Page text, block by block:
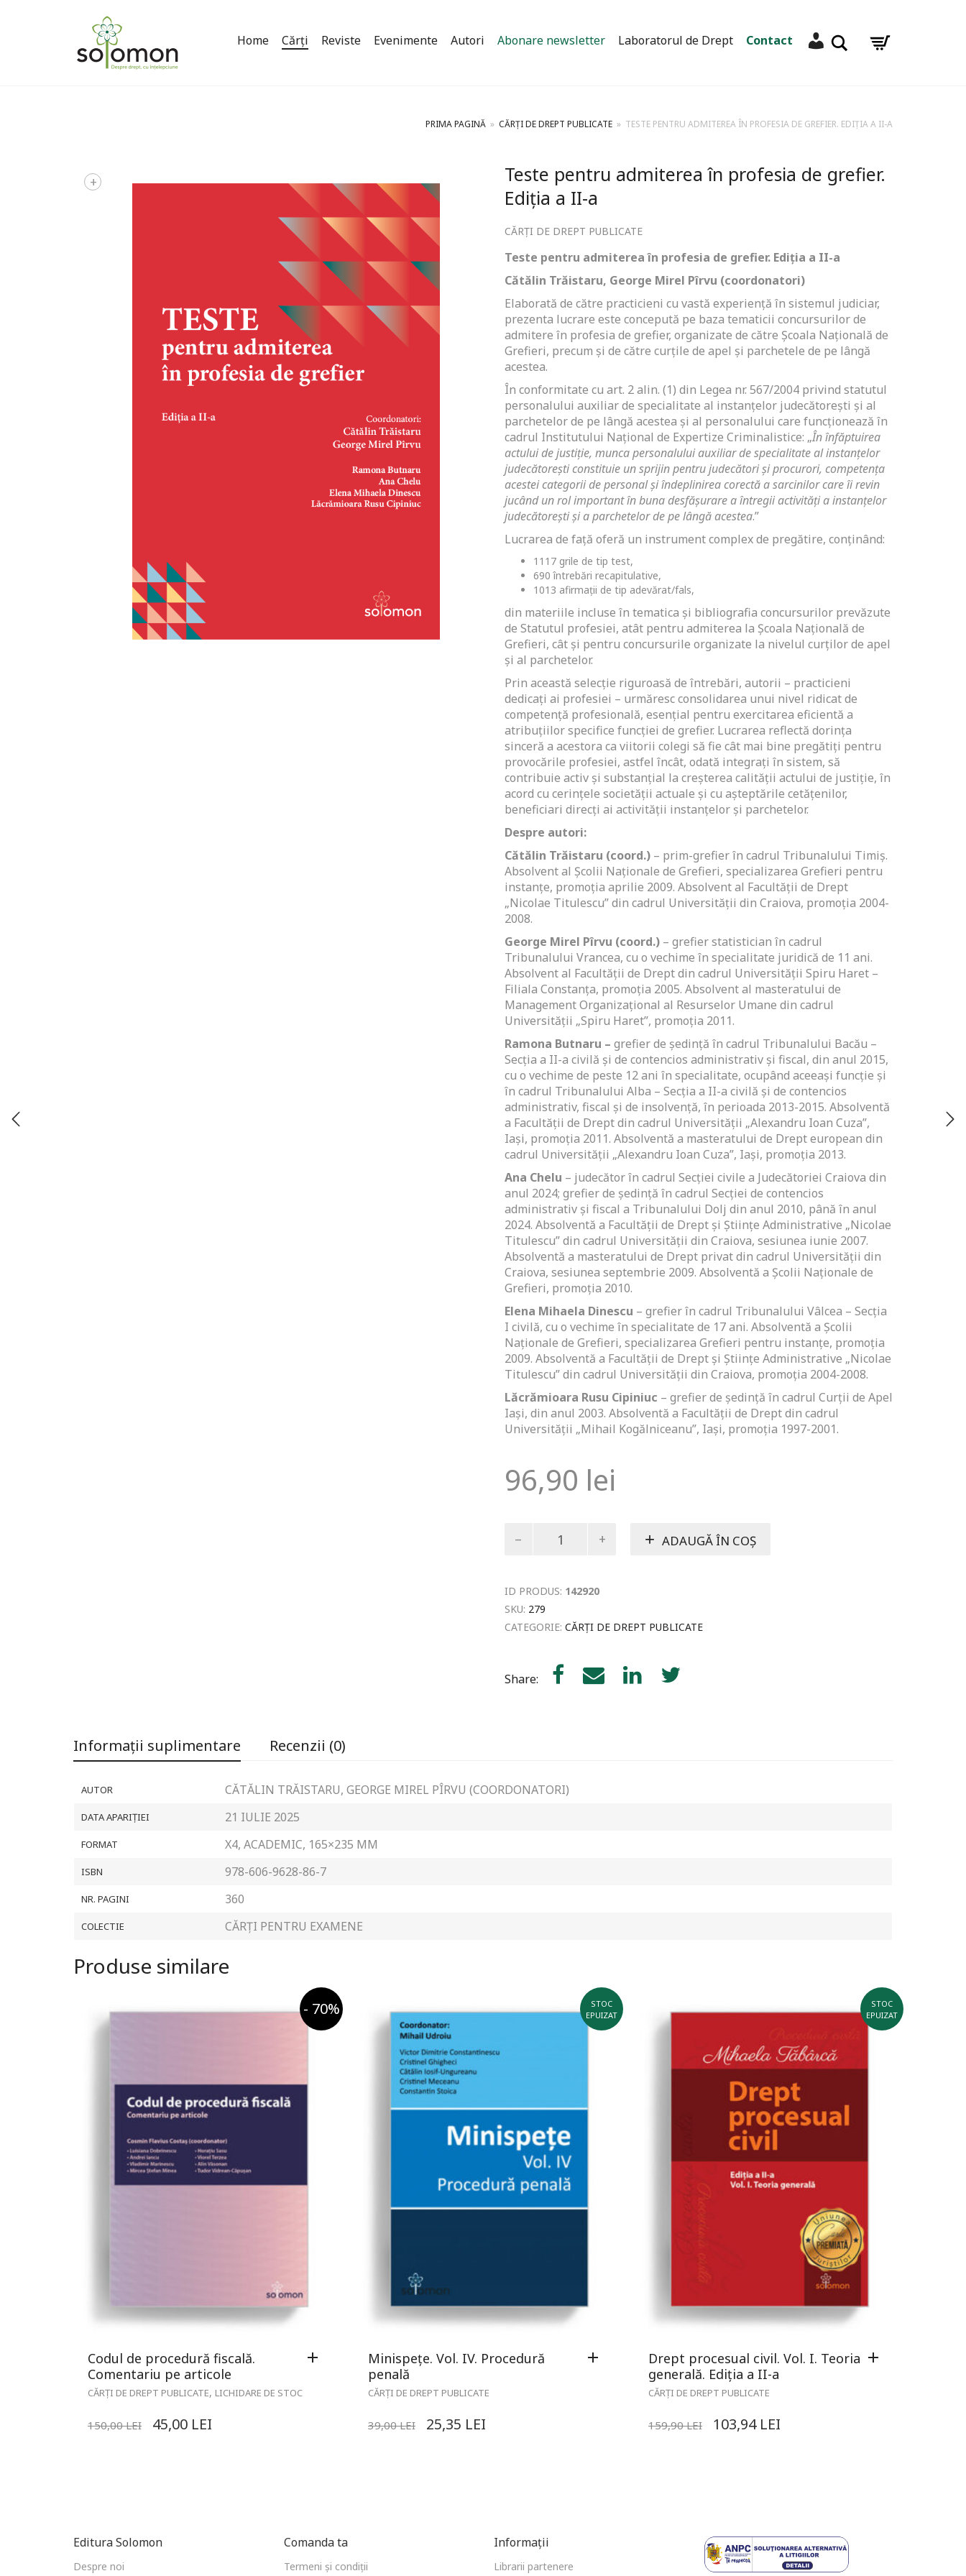
Home Cărți Reviste Evenimente Autori Abonare newsletter Laboratorul de Drept Contact Contul meuCaută
PRIMA PAGINĂ » CĂRȚI DE DREPT PUBLICATE » TESTE PENTRU ADMITEREA ÎN PROFESIA DE GREFIER. EDIȚIA A II-A
+
Teste pentru admiterea în profesia de grefier.
Ediția a II-a
CĂRȚI DE DREPT PUBLICATE
Teste pentru admiterea în profesia de grefier. Ediția a II-a
Cătălin Trăistaru, George Mirel Pîrvu (coordonatori)
Elaborată de către practicieni cu vastă experiență în sistemul judiciar,
prezenta lucrare este concepută pe baza tematicii concursurilor de
admitere în profesia de grefier, organizate de către Școala Națională de
Grefieri, precum și de către curțile de apel și parchetele de pe lângă
acestea.
În conformitate cu art. 2 alin. (1) din Legea nr. 567/2004 privind statutul
personalului auxiliar de specialitate al instanțelor judecătorești și al
parchetelor de pe lângă acestea și al personalului care funcționează în
cadrul Institutului Național de Expertize Criminalistice: „În înfăptuirea
actului de justiție, munca personalului auxiliar de specialitate al instanțelor
judecătorești constituie un sprijin pentru judecători și procurori, competența
acestei categorii de personal și îndeplinirea corectă a sarcinilor care îi revin
jucând un rol important în buna desfășurare a întregii activități a instanțelor
judecătorești și a parchetelor de pe lângă acestea.”
Lucrarea de față oferă un instrument complex de pregătire, conținând:
1117 grile de tip test,
690 întrebări recapitulative,
1013 afirmații de tip adevărat/fals,
din materiile incluse în tematica și bibliografia concursurilor prevăzute
de Statutul profesiei, atât pentru admiterea la Școala Națională de
Grefieri, cât și pentru concursurile organizate la nivelul curților de apel
și al parchetelor.
Prin această selecție riguroasă de întrebări, autorii – practicieni
dedicați ai profesiei – urmăresc consolidarea unui nivel ridicat de
competență profesională, esențial pentru exercitarea eficientă a
atribuțiilor specifice funcției de grefier. Lucrarea reflectă dorința
sinceră a acestora ca viitorii colegi să fie cât mai bine pregătiți pentru
provocările profesiei, astfel încât, odată integrați în sistem, să
contribuie activ și substanțial la creșterea calității actului de justiție, în
acord cu cerințele societății actuale și cu așteptările cetățenilor,
beneficiari direcți ai activității instanțelor și parchetelor.
Despre autori:
Cătălin Trăistaru (coord.) – prim-grefier în cadrul Tribunalului Timiș.
Absolvent al Școlii Naționale de Grefieri, specializarea Grefieri pentru
instanțe, promoția aprilie 2009. Absolvent al Facultății de Drept
„Nicolae Titulescu” din cadrul Universității din Craiova, promoția 2004-
2008.
George Mirel Pîrvu (coord.) – grefier statistician în cadrul
Tribunalului Vrancea, cu o vechime în specialitate juridică de 11 ani.
Absolvent al Facultății de Drept din cadrul Universității Spiru Haret –
Filiala Constanța, promoția 2005. Absolvent al masteratului de
Management Organizațional al Resurselor Umane din cadrul
Universității „Spiru Haret”, promoția 2011.
Ramona Butnaru – grefier de ședință în cadrul Tribunalului Bacău –
Secția a II-a civilă și de contencios administrativ și fiscal, din anul 2015,
cu o vechime de peste 12 ani în specialitate, ocupând aceeași funcție și
în cadrul Tribunalului Alba – Secția a II-a civilă și de contencios
administrativ, fiscal și de insolvență, în perioada 2013-2015. Absolventă
a Facultății de Drept din cadrul Universității „Alexandru Ioan Cuza”,
Iași, promoția 2011. Absolventă a masteratului de Drept european din
cadrul Universității „Alexandru Ioan Cuza”, Iași, promoția 2013.
Ana Chelu – judecător în cadrul Secției civile a Judecătoriei Craiova din
anul 2024; grefier de ședință în cadrul Secției de contencios
administrativ și fiscal a Tribunalului Dolj din anul 2010, până în anul
2024. Absolventă a Facultății de Drept și Științe Administrative „Nicolae
Titulescu” din cadrul Universității din Craiova, sesiunea iunie 2007.
Absolventă a masteratului de Drept privat din cadrul Universității din
Craiova, sesiunea septembrie 2009. Absolventă a Școlii Naționale de
Grefieri, promoția 2010.
Elena Mihaela Dinescu – grefier în cadrul Tribunalului Vâlcea – Secția
I civilă, cu o vechime în specialitate de 17 ani. Absolventă a Școlii
Naționale de Grefieri, specializarea Grefieri pentru instanțe, promoția
2009. Absolventă a Facultății de Drept și Științe Administrative „Nicolae
Titulescu” din cadrul Universității din Craiova, promoția 2004-2008.
Lăcrămioara Rusu Cipiniuc – grefier de ședință în cadrul Curții de Apel
Iași, din anul 2003. Absolventă a Facultății de Drept din cadrul
Universității „Mihail Kogălniceanu”, Iași, promoția 1997-2001.
96,90 lei
Teste
în
de
grefier.
II-
a
ADAUGĂ ÎN COȘ
ID PRODUS: 142920
SKU: 279
CATEGORIE: CĂRȚI DE DREPT PUBLICATE
Share:
Informații suplimentare Recenzii (0)
AUTOR CĂTĂLIN TRĂISTARU, GEORGE MIREL PÎRVU (COORDONATORI)
DATA APARIȚIEI 21 IULIE 2025
FORMAT X4, ACADEMIC, 165×235 MM
ISBN 978-606-9628-86-7
NR. PAGINI 360
COLECTIE CĂRȚI PENTRU EXAMENE
Produse similare
- 70%
Codul de procedură fiscală.
Comentariu pe articole
CĂRȚI DE DREPT PUBLICATE, LICHIDARE DE STOC
150,00LEI 45,00 LEI
STOC
EPUIZAT
Minispețe. Vol. IV. Procedură
penală
CĂRȚI DE DREPT PUBLICATE
39,00LEI 25,35 LEI
STOC
EPUIZAT
Drept procesual civil. Vol. I. Teoria
generală. Ediția a II-a
CĂRȚI DE DREPT PUBLICATE
159,90LEI 103,94 LEI
Editura Solomon
Despre noi
Comanda ta
Termeni și condiții
Informații
Librarii partenere